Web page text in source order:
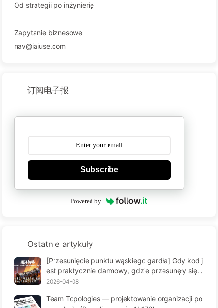
Od strategii po inżynierię
Zapytanie biznesowe
nav@iaiuse.com
订阅电子报
Subscribe
Powered by
Ostatnie artykuły
[Przesunięcie punktu wąskiego gardła] Gdy kod j
est praktycznie darmowy, gdzie przesunęły się o
graniczenia inżynierii oprogramowania? Transfor
z się powoli o AI 173
2026-04-08
Team Topologies — projektowanie organizacji po